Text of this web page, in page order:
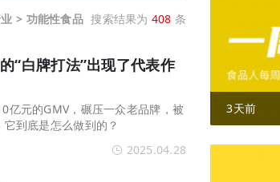
> 功能性食品 搜索结果为 408 条
“白牌打法”出现了代表作
亿元的GMV，碾压一众老品牌，被
到底是怎么做到的？
2025.04.28
3天前